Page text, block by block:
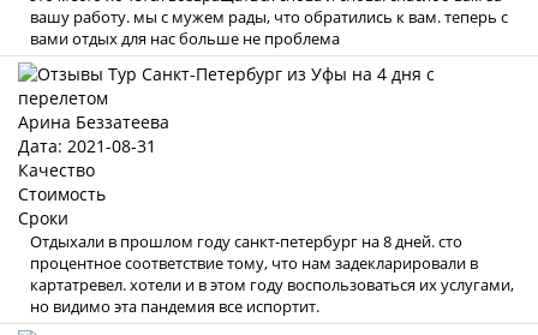
вашу работу. мы с мужем рады, что обратились к вам. теперь с
вами отдых для нас больше не проблема
Арина Беззатеева
Дата: 2021-08-31
Качество
Стоимость
Сроки
Отдыхали в прошлом году санкт-петербург на 8 дней. сто
процентное соответствие тому, что нам задекларировали в
картатревел. хотели и в этом году воспользоваться их услугами,
но видимо эта пандемия все испортит.